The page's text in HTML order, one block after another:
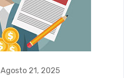
Agosto 21, 2025